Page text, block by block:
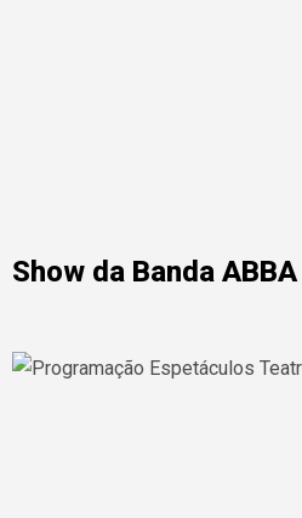
Show da Banda